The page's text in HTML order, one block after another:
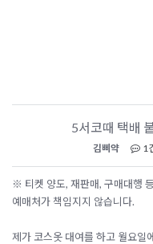
5서코때 택배
김삐약 1
※ 티켓 양도, 재판매, 구매대행
예매처가 책임지지 않습니다.
제가 코스옷 대여를 하고 월요일